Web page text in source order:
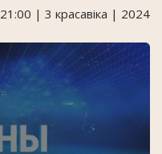
21:00 | 3 красавіка | 2024